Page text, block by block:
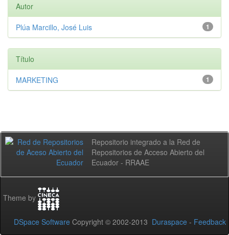
Autor
1
Plúa Marcillo, José Luis
Título
1
MARKETING
Repositorio integrado a la Red de
Repositorios de Acceso Abierto del
Ecuador - RRAAE
Theme by
DSpace Software Copyright © 2002-2013 Duraspace - Feedback